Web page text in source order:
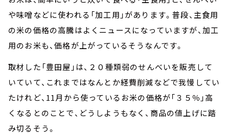
や味噌などに使われる「加工用」があります。普段、主食用
の米の価格の高騰はよくニュースになっていますが、加工
用のお米も、価格が上がっているそうなんです。
取材した「豊田屋」は、２０種類弱のせんべいを販売して
いていて、これまではなんとか経費削減などで我慢してい
たけれど、11月から使っているお米の価格が「３５％」高
くなるとのことで、どうしようもなく、商品の値上げに踏
み切るそう。